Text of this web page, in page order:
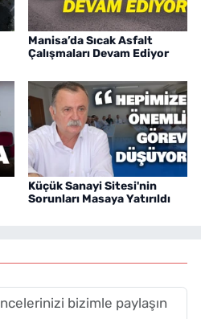
Manisa’da Sıcak Asfalt
Çalışmaları Devam Ediyor
Küçük Sanayi Sitesi'nin
Sorunları Masaya Yatırıldı